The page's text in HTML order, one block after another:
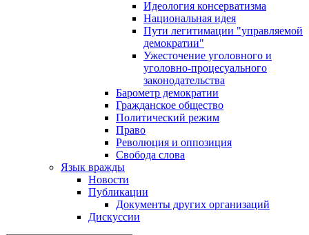
Идеология консерватизма
Национальная идея
Пути легитимации "управляемой
демократии"
Ужесточение уголовного и
уголовно-процесуального
законодательства
Барометр демократии
Гражданское общество
Политический режим
Право
Революция и оппозиция
Свобода слова
Язык вражды
Новости
Публикации
Документы других организаций
Дискуссии